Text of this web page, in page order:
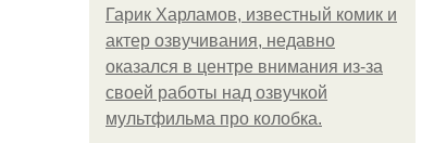
Гарик Харламов, известный комик и
актер озвучивания, недавно
оказался в центре внимания из-за
своей работы над озвучкой
мультфильма про колобка.